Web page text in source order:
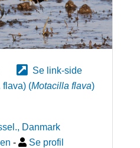
Se link-side
flava) (Motacilla flava)
, Danmark
- Se profil